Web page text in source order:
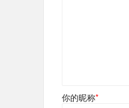
你的昵称*